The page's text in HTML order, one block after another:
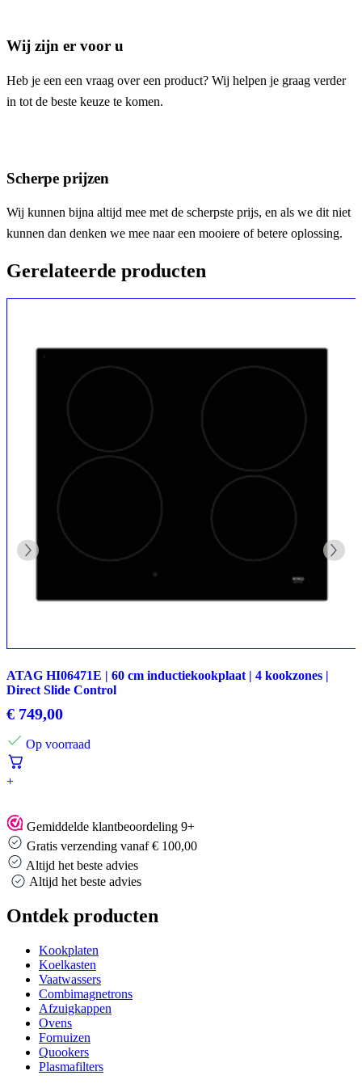
Wij zijn er voor u
Heb je een een vraag over een product? Wij helpen je graag verder
in tot de beste keuze te komen.
Scherpe prijzen
Wij kunnen bijna altijd mee met de scherpste prijs, en als we dit niet
kunnen dan denken we mee naar een mooiere of betere oplossing.
Gerelateerde producten
ATAG HI06471E | 60 cm inductiekookplaat | 4 kookzones |
Direct Slide Control
€ 749,00
Op voorraad
+
Gemiddelde klantbeoordeling 9+
Gratis verzending vanaf € 100,00
Altijd het beste advies
Altijd het beste advies
Ontdek producten
Kookplaten
Koelkasten
Vaatwassers
Combimagnetrons
Afzuigkappen
Ovens
Fornuizen
Quookers
Plasmafilters